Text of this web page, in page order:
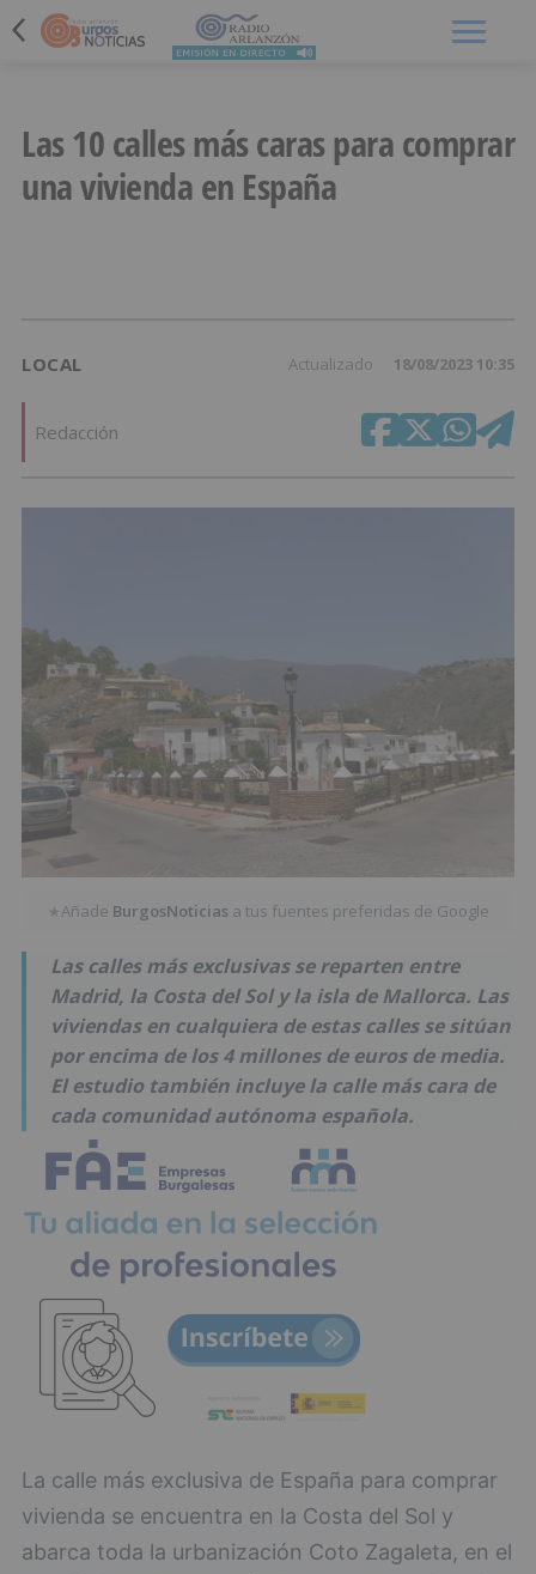
Las 10 calles más caras para comprar
una vivienda en España
LOCAL Actualizado 18/08/2023 10:35
Redacción
★Añade BurgosNoticias a tus fuentes preferidas de Google
Las calles más exclusivas se reparten entre
Madrid, la Costa del Sol y la isla de Mallorca. Las
viviendas en cualquiera de estas calles se sitúan
por encima de los 4 millones de euros de media.
El estudio también incluye la calle más cara de
cada comunidad autónoma española.
La calle más exclusiva de España para comprar
vivienda se encuentra en la Costa del Sol y
abarca toda la urbanización Coto Zagaleta, en el